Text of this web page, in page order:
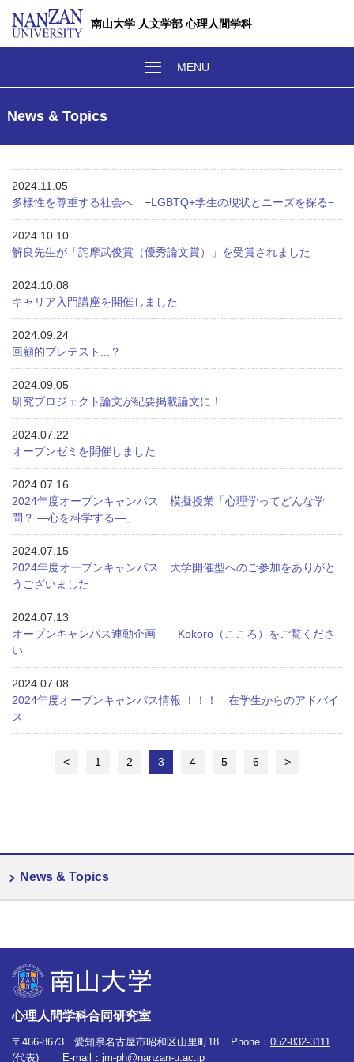
南山大学 人文学部 心理人間学科
News & Topics
2024.11.05
多様性を尊重する社会へ −LGBTQ+学生の現状とニーズを探る−
2024.10.10
解良先生が「詫摩武俊賞（優秀論文賞）」を受賞されました
2024.10.08
キャリア入門講座を開催しました
2024.09.24
回顧的プレテスト...？
2024.09.05
研究プロジェクト論文が紀要掲載論文に！
2024.07.22
オープンゼミを開催しました
2024.07.16
2024年度オープンキャンパス 模擬授業「心理学ってどんな学
問？ ―心を科学する―」
2024.07.15
2024年度オープンキャンパス 大学開催型へのご参加をありがと
うございました
2024.07.13
オープンキャンパス連動企画 Kokoro（こころ）をご覧くださ
い
2024.07.08
2024年度オープンキャンパス情報 ！！！ 在学生からのアドバイ
ス
< 1 2 3 4 5 6 >
News & Topics
心理人間学科合同研究室
〒466-8673 愛知県名古屋市昭和区山里町18 Phone： 052-832-3111
(代表)
E-mail： jm-ph@nanzan-u.ac.jp